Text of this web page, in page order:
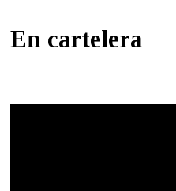
En cartelera